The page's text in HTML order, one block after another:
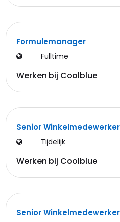
Formulemanager
Fulltime
Werken bij Coolblue
Senior Winkelmedewerker
Tijdelijk
Werken bij Coolblue
Senior Winkelmedewerker